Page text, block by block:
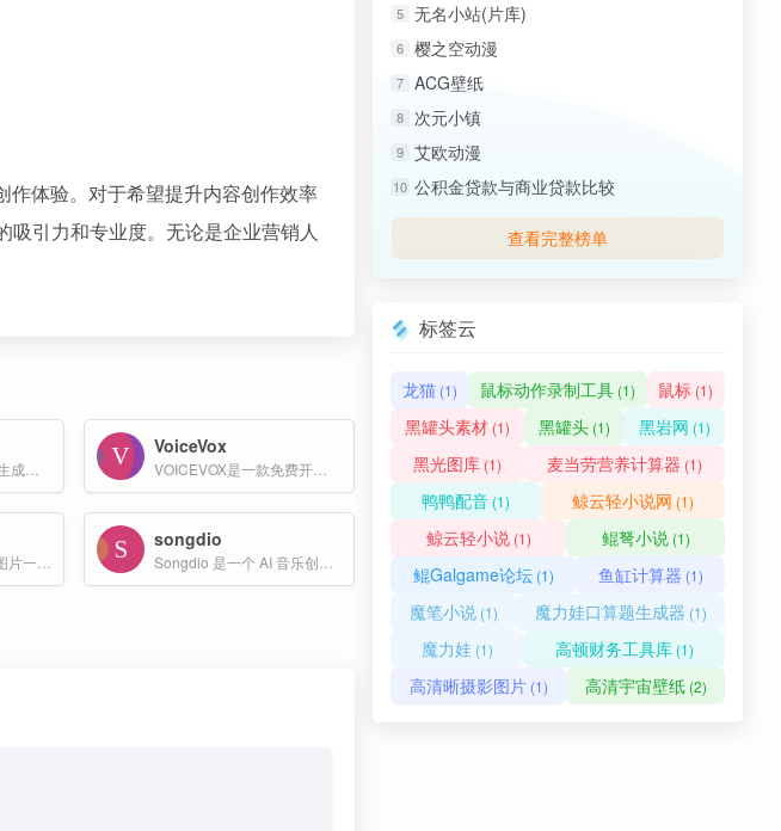
作体验。对于希望提升内容创作效率
引力和专业度。无论是企业营销人
使用Remusic AI一键生成自己独有的歌曲和音乐，可以定义歌词和风格，如国风、Rap和摇滚等，人人都是音乐歌曲创作者。
VoiceVox
模特图一键变视频，图片一键生成视频工具
songdio
5 无名小站(片库)
6 樱之空动漫
7 ACG壁纸
8 次元小镇
9 艾欧动漫
10 公积金贷款与商业贷款比较
查看完整榜单
标签云
龙猫(1) 鼠标动作录制工具(1) 鼠标 (1)
黑罐头素材 (1) 黑罐头 (1) 黑岩网 (1)
黑光图库 (1) 麦当劳营养计算器 (1)
鸭鸭配音 (1) 鲸云轻小说网 (1)
鲸云轻小说(1) 鲲弩小说(1)
鲲Galgame论坛(1) 鱼缸计算器 (1)
魔笔小说(1) 魔力娃口算题生成器 (1)
魔力娃 (1) 高顿财务工具库 (1)
高清晰摄影图片(1) 高清宇宙壁纸(2)